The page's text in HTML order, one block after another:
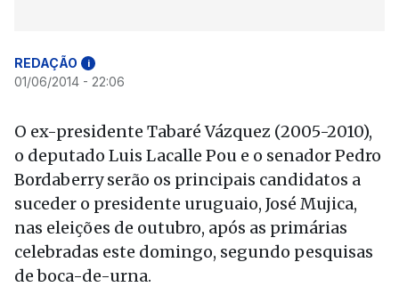
REDAÇÃO i
01/06/2014 - 22:06
O ex-presidente Tabaré Vázquez (2005-2010),
o deputado Luis Lacalle Pou e o senador Pedro
Bordaberry serão os principais candidatos a
suceder o presidente uruguaio, José Mujica,
nas eleições de outubro, após as primárias
celebradas este domingo, segundo pesquisas
de boca-de-urna.